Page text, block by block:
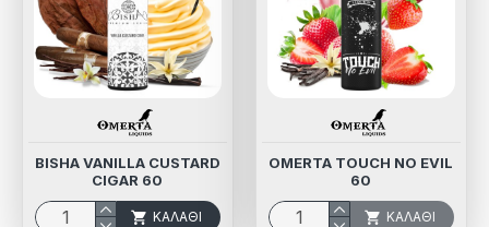
BISHA VANILLA CUSTARD
CIGAR 60
ΚΑΛΆΘΙ
OMERTA TOUCH NO EVIL
60
ΚΑΛΆΘΙ